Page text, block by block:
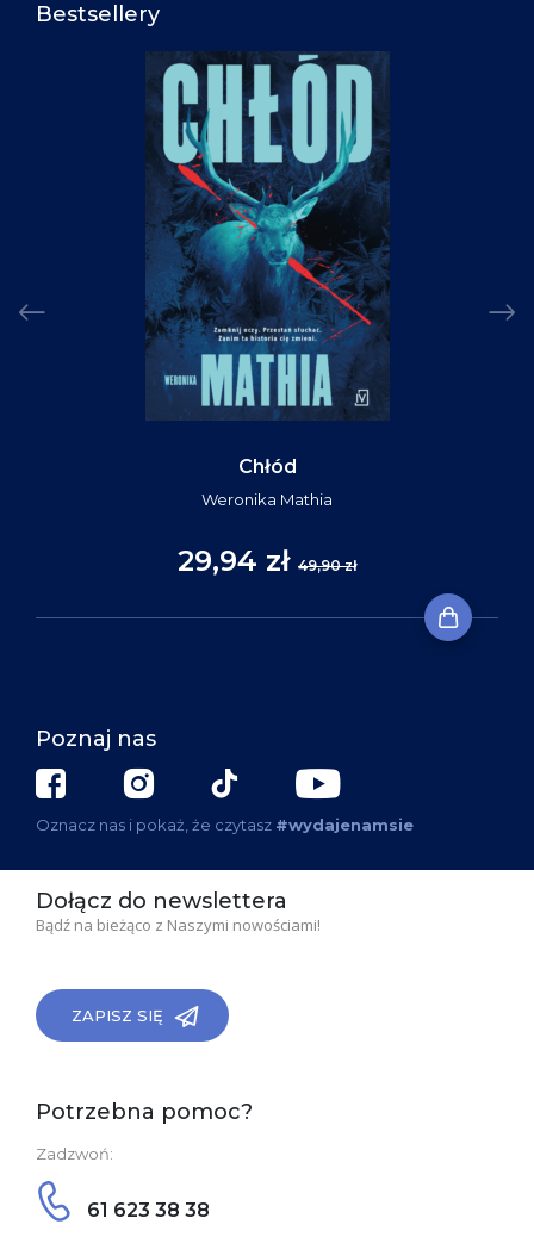
Bestsellery
Chłód
Weronika Mathia
29,94 zł 49,90 zł
Poznaj nas
Oznacz nas i pokaż, że czytasz #wydajenamsie
Dołącz do newslettera
Bądź na bieżąco z Naszymi nowościami!
ZAPISZ SIĘ
Potrzebna pomoc?
Zadzwoń:
61 623 38 38